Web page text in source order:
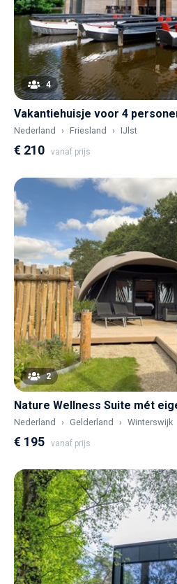
4
Nederland Friesland IJlst
€ 210 vanaf prijs
2
Nature Wellness Suite mét
Nederland Gelderland Winterswijk
€ 195 vanaf prijs